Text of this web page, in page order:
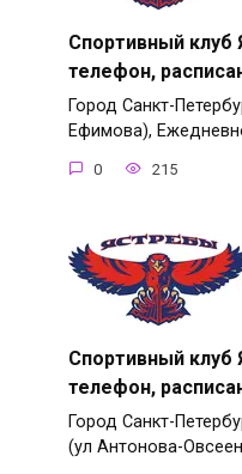
Спортивный клуб
телефон,
Город Санкт-
Ефимова),
0 215
Спортивный клуб
телефон,
Город Санкт-
(ул Антонова-